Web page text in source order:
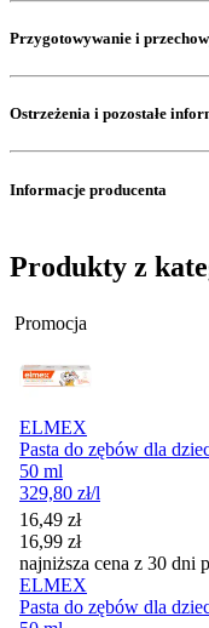
Przygotowywanie i
Ostrzeżenia i pozostałe
Informacje producenta
Produkty z
Promocja
ELMEX
Pasta do zębów dla
50 ml
329,80 zł/l
Cena promocyjna
16,49 zł
16,99 zł
najniższa cena z 30 dni
ELMEX
Pasta do zębów dla